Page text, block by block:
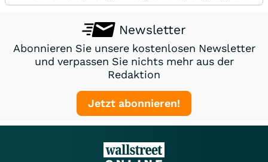
Newsletter
Abonnieren Sie unsere kostenlosen Newsletter
und verpassen Sie nichts mehr aus der
Redaktion
Jetzt abonnieren!